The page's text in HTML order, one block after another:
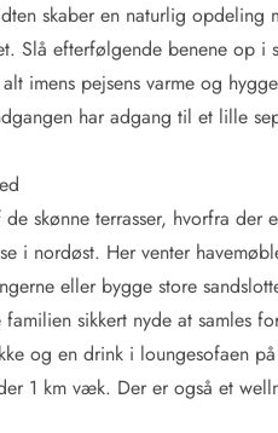
skaber en naturlig opdeling
Slå efterfølgende benene op
imens pejsens varme og
har adgang til et lille
skønne terrasser, hvorfra
i nordøst. Her venter
eller bygge store
sikkert nyde at samles
og en drink i loungesofaen på
1 km væk. Der er også et